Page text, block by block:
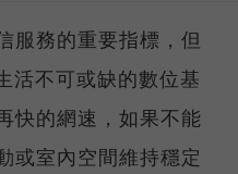
服務的重要指標，但
活不可或缺的數位基
快的網速，如果不能
或室內空間維持穩定